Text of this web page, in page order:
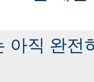
아직 완전